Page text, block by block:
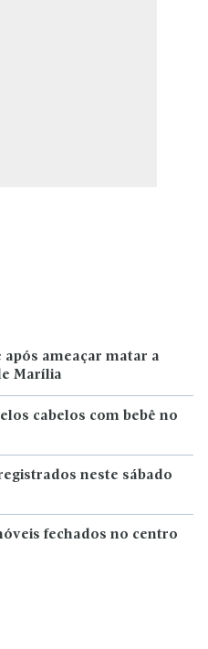
ameaçar matar a
Marília
cabelos com bebê no
neste sábado
fechados no centro